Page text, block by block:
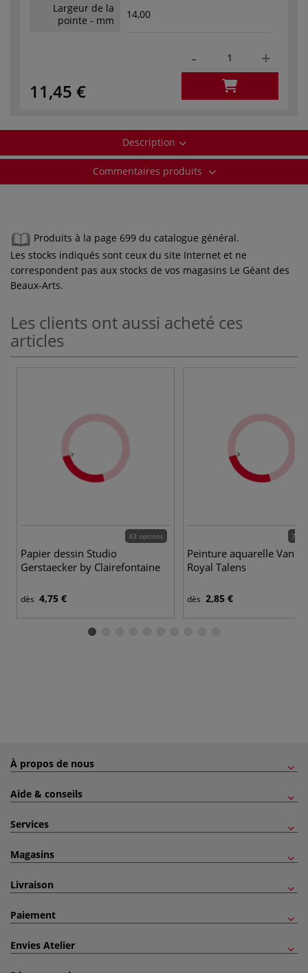
Largeur de la
pointe - mm
14,00
11,45 €
- +
Description
Commentaires produits
Produits à la page 699 du catalogue général.
Les stocks indiqués sont ceux du site Internet et ne
correspondent pas aux stocks de vos magasins Le Géant des
Beaux-Arts.
Les clients ont aussi acheté ces
articles
43 options
Papier dessin Studio
Gerstaecker by Clairefontaine
dès 4,75 €
72
Peinture aquarelle Van
Royal Talens
dès 2,85 €
À propos de nous
Aide & conseils
Services
Magasins
Livraison
Paiement
Envies Atelier